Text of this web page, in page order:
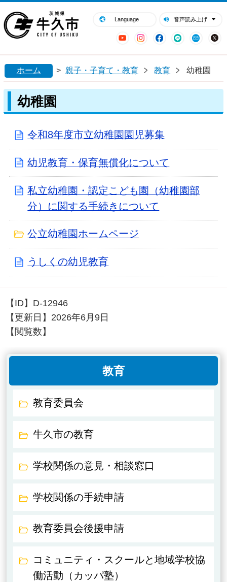
Language 音声読み上げ
YouTubeInstagram
Facebook
LINE Mail
閉じる
ホーム > 親子・子育て・教育 教育 幼稚園
幼稚園
令和8年度市立幼稚園園児募集
幼児教育・保育無償化について
私立幼稚園・認定こども園（幼稚園部
分）に関する手続きについて
公立幼稚園ホームページ
うしくの幼児教育
【ID】 D-12946
【更新日】 2026年6月9日
【閲覧数】
教育
教育委員会
牛久市の教育
学校関係の意見・相談窓口
学校関係の手続申請
教育委員会後援申請
コミュニティ・スクールと地域学校協
働活動（カッパ塾）